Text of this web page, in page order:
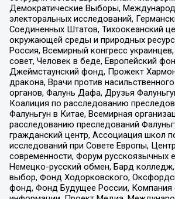
Демократические Выборы,
электоральных исследований,
Соединенных Штатов, Тихоокеанский
окружающей среды и природных
Россия, Всемирный конгресс
совет, Человек в беде, Европейский
Джеймстаунский фонд, Прожект
дракона, Врачи против
органов, Фалунь Дафа, Друзья
Коалиция по расследованию
Фалуньгун в Китае, Всемирная
расследованию преследований
гражданский центр, Ассоциация школ
исследований при Совете Европы,
современности, Форум русскоязычных
Немецко-русский обмен, Бард колледж,
выбор, Фонд Ходорковского,
фонд, Фонд Будущее России, Компания